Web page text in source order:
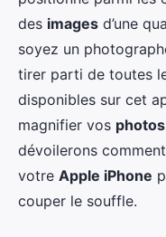
paramètres
qualité de
des portraits
Sandro•2 octobre 2024
des images d’une
soyez un
tirer parti de toutes
disponibles sur cet
magnifier vos photos
dévoilerons
votre Apple iPhone
couper le souffle.